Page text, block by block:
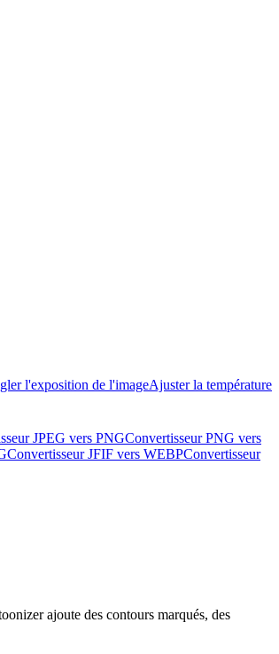
l'exposition de l'imageAjuster la température
JPEG vers PNGConvertisseur PNG vers
Convertisseur JFIF vers WEBPConvertisseur
ajoute des contours marqués, des